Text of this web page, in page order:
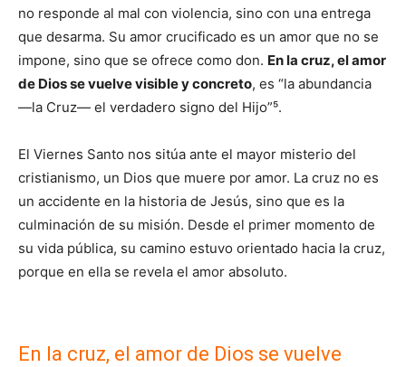
no responde al mal con violencia, sino con una entrega
que desarma. Su amor crucificado es un amor que no se
impone, sino que se ofrece como don. En la cruz, el amor
de Dios se vuelve visible y concreto, es “la abundancia
—la Cruz— el verdadero signo del Hijo”⁵.
El Viernes Santo nos sitúa ante el mayor misterio del
cristianismo, un Dios que muere por amor. La cruz no es
un accidente en la historia de Jesús, sino que es la
culminación de su misión. Desde el primer momento de
su vida pública, su camino estuvo orientado hacia la cruz,
porque en ella se revela el amor absoluto.
En la cruz, el amor de Dios se vuelve